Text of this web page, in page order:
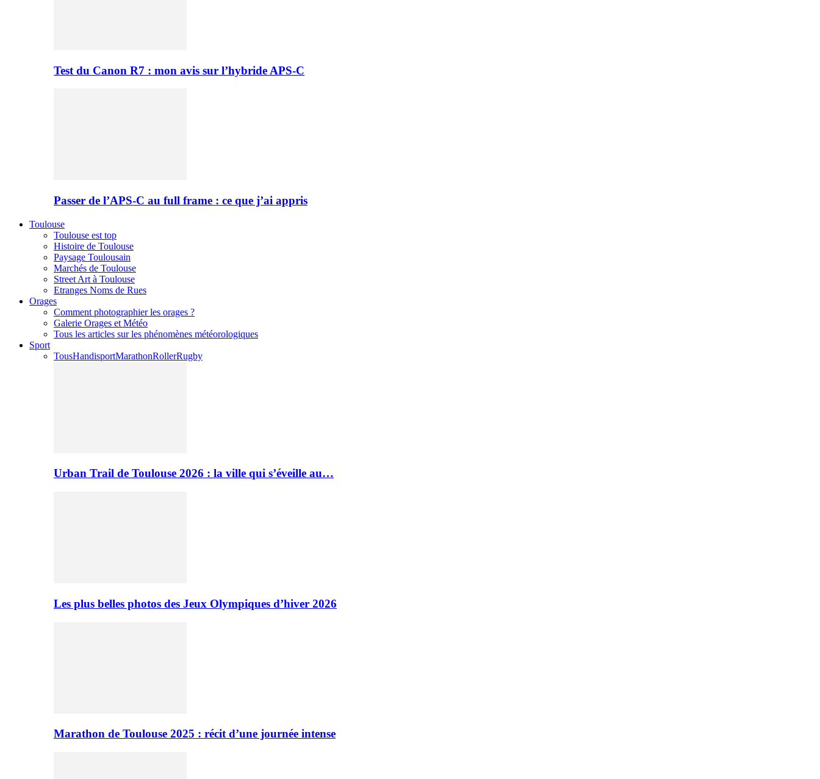
Test du Canon R7 : mon avis sur l’hybride APS-C
Passer de l’APS-C au full frame : ce que j’ai appris
Toulouse
Toulouse est top
Histoire de Toulouse
Paysage Toulousain
Marchés de Toulouse
Street Art à Toulouse
Etranges Noms de Rues
Orages
Comment photographier les orages ?
Galerie Orages et Météo
Tous les articles sur les phénomènes météorologiques
Sport
TousHandisportMarathonRollerRugby
Urban Trail de Toulouse 2026 : la ville qui s’éveille au…
Les plus belles photos des Jeux Olympiques d’hiver 2026
Marathon de Toulouse 2025 : récit d’une journée intense